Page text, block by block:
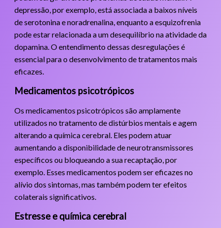
depressão, por exemplo, está associada a baixos níveis
de serotonina e noradrenalina, enquanto a esquizofrenia
pode estar relacionada a um desequilíbrio na atividade da
dopamina. O entendimento dessas desregulações é
essencial para o desenvolvimento de tratamentos mais
eficazes.
Medicamentos psicotrópicos
Os medicamentos psicotrópicos são amplamente
utilizados no tratamento de distúrbios mentais e agem
alterando a química cerebral. Eles podem atuar
aumentando a disponibilidade de neurotransmissores
específicos ou bloqueando a sua recaptação, por
exemplo. Esses medicamentos podem ser eficazes no
alívio dos sintomas, mas também podem ter efeitos
colaterais significativos.
Estresse e química cerebral